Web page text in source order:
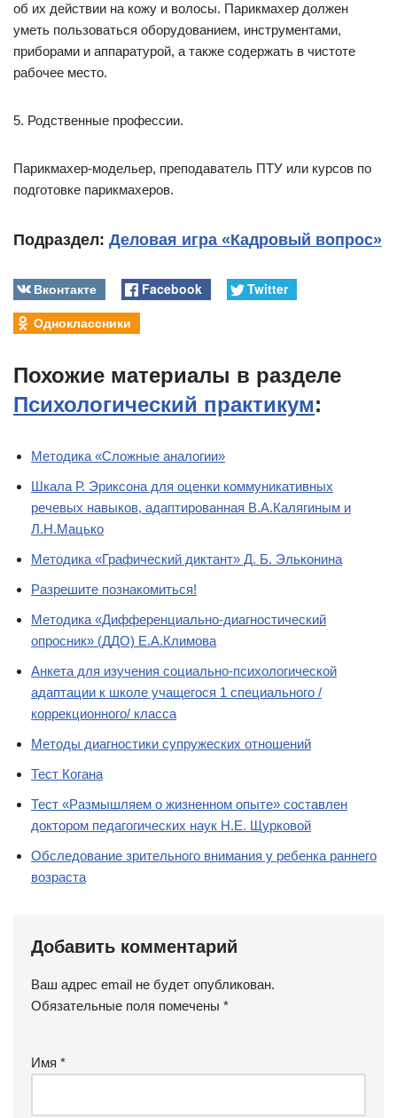
об их действии на кожу и волосы. Парикмахер должен
уметь пользоваться оборудованием, инструментами,
приборами и аппаратурой, а также содержать в чистоте
рабочее место.
5. Родственные профессии.
Парикмахер-модельер, преподаватель ПТУ или курсов по
подготовке парикмахеров.
Подраздел: Деловая игра «Кадровый вопрос»
Вконтакте Facebook
Twitter
Одноклассники
Похожие материалы в разделе
Психологический практикум:
Методика «Сложные аналогии»
Шкала Р. Эриксона для оценки коммуникативных
речевых навыков, адаптированная В.А.Калягиным и
Л.Н.Мацько
Методика «Графический диктант» Д. Б. Эльконина
Разрешите познакомиться!
Методика «Дифференциально-диагностический
опросник» (ДДО) Е.А.Климова
Анкета для изучения социально-психологической
адаптации к школе учащегося 1 специального /
коррекционного/ класса
Методы диагностики супружеских отношений
Тест Когана
Тест «Размышляем о жизненном опыте» составлен
доктором педагогических наук Н.Е. Щурковой
Обследование зрительного внимания у ребенка раннего
возраста
Добавить комментарий
Ваш адрес email не будет опубликован.
Обязательные поля помечены *
Имя *